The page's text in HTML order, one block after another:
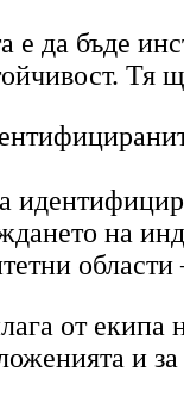
е да бъде
Тя
на
от екипа
и